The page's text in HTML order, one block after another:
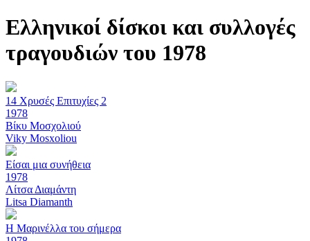
Ελληνικοί δίσκοι και συλλογές
τραγουδιών του 1978
14 Χρυσές Επιτυχίες 2
1978
Βίκυ Μοσχολιού
Viky Mosxoliou
Είσαι μια συνήθεια
1978
Λίτσα Διαμάντη
Litsa Diamanth
Η Μαρινέλλα του σήμερα